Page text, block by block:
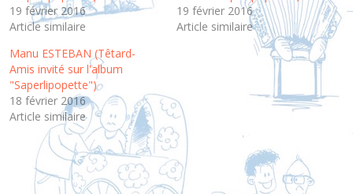
19 février 2016
Article similaire
19 février 2016
Article similaire
Manu ESTEBAN (Têtard-
Amis invité sur l'album
"Saperlipopette")
18 février 2016
Article similaire